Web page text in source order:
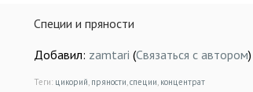
Специи и пряности
Добавил: zamtari (Связаться с автором)
Теги: цикорий, пряности,специи, концентрат